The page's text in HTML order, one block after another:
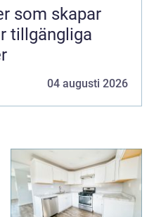
som skapar
tillgängliga
04 augusti 2026